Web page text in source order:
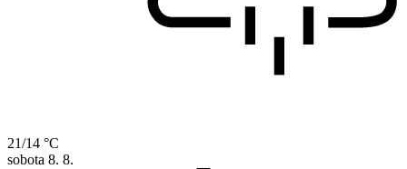
21/14 °C
sobota 8. 8.